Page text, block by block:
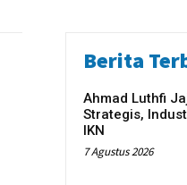
Berita
Ahmad Luthfi
Strategis,
IKN
7 Agustus 2026